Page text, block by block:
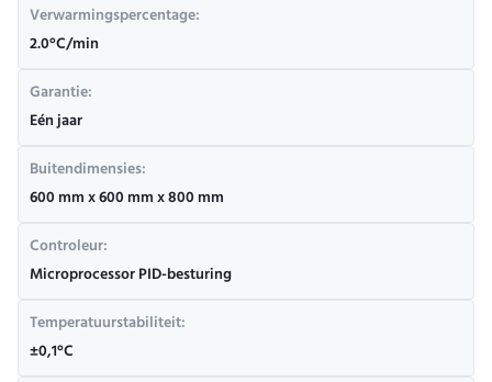
Verwarmingspercentage:
2.0°C/min
Garantie:
Eén jaar
Buitendimensies:
600 mm x 600 mm x 800 mm
Controleur:
Microprocessor PID-besturing
Temperatuurstabiliteit:
±0,1°C